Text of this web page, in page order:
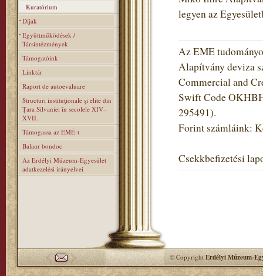
Kuratórium
Díjak
Együttműködések /
Társintézmények
Támogatóink
Linktár
Raport de autoevaluare
Structuri instituţionale şi elite din
Ţara Silvaniei în secolele XIV–
XVII.
Támogassa az EMÉ-t
Balaur bondoc
Az Erdélyi Múzeum-Egyesület
adatkezelési irányelvei
legyen az
Az EME
Alapítvány deviza
Commercial and
Swift Code
295491).
Forint számláink:
Csekkbefizetési
© CopyrightErdélyi Múzeum-